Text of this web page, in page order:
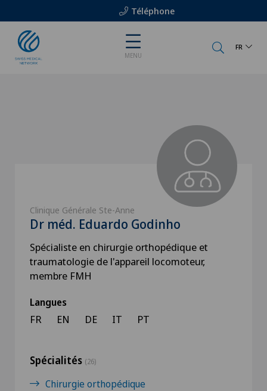
Téléphone
MENU
FR
Clinique Générale Ste-Anne
Dr méd. Eduardo Godinho
Spécialiste en chirurgie orthopédique et
traumatologie de l'appareil locomoteur,
membre FMH
Langues
FR EN DE IT PT
Spécialités (26)
Chirurgie orthopédique